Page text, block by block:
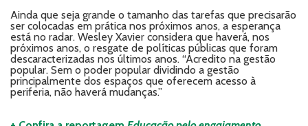
Ainda que seja grande o tamanho das tarefas que precisarão
ser colocadas em prática nos próximos anos, a esperança
está no radar. Wesley Xavier considera que haverá, nos
próximos anos, o resgate de políticas públicas que foram
descaracterizadas nos últimos anos. “Acredito na gestão
popular. Sem o poder popular dividindo a gestão
principalmente dos espaços que oferecem acesso à
periferia, não haverá mudanças.”